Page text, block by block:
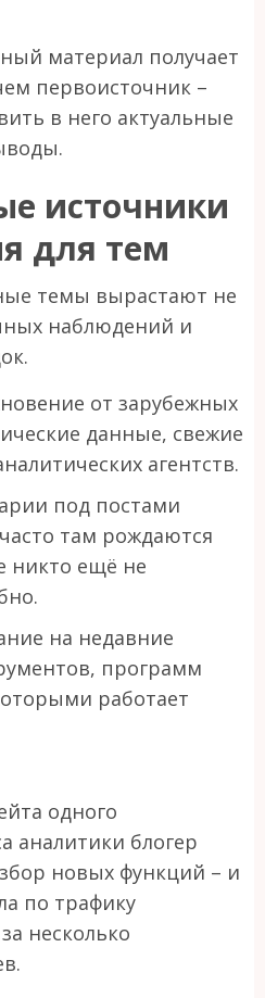
материал получает
первоисточник –
в него актуальные
источники
для тем
темы вырастают не
наблюдений и
от зарубежных
данные, свежие
агентств.
под постами
там рождаются
никто ещё не
на недавние
программ
работает
одного
аналитики блогер
новых функций – и
по трафику
несколько